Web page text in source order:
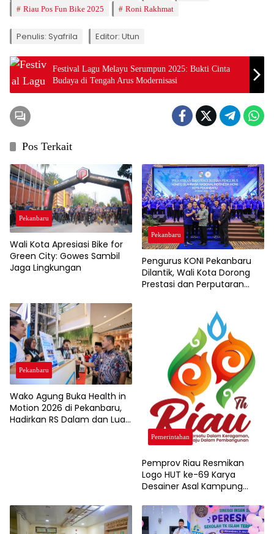
Riau Pos Fun Bike 2025 Roni Rakhmat
Penulis: Syafrila Editor: Utun
Festival Lagu Melayu Serumpun 2025: Bukti Cinta
Budaya di Tengah Arus Modernisasi
Pos Terkait
Pekanbaru
Wali Kota Apresiasi Bike for
Green City: Gowes Sambil
Jaga Lingkungan
Pekanbaru
Pengurus KONI Pekanbaru
Dilantik, Wali Kota Dorong
Prestasi dan Perputaran
Pekanbaru
Wako Agung Buka Health in
Motion 2026 di Pekanbaru,
Hadirkan RS Dalam dan Luar
Pemerintahan
Pemprov Riau Resmikan
Logo HUT ke-69 Karya
Desainer Asal Kampung
Harmoni dan Budaya
Melayu